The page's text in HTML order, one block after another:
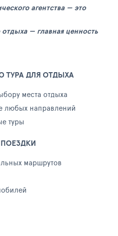
агентства — это
— главная ценность
ДЛЯ ОТДЫХА
места отдыха
любых направлений
туры
маршрутов